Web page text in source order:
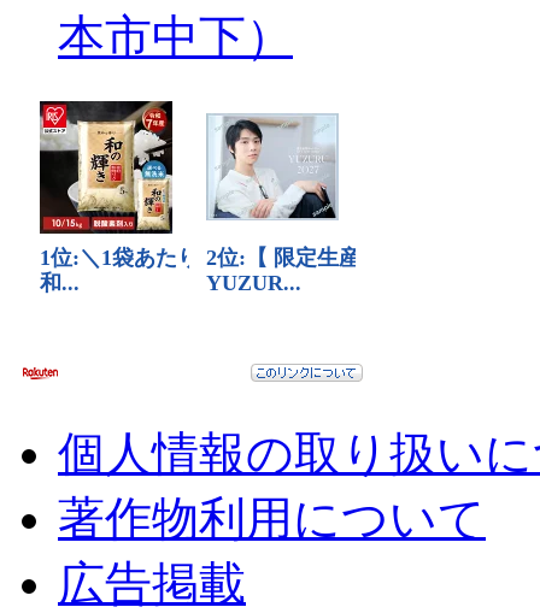
本市中下）
個人情報の取り扱い
著作物利用について
広告掲載